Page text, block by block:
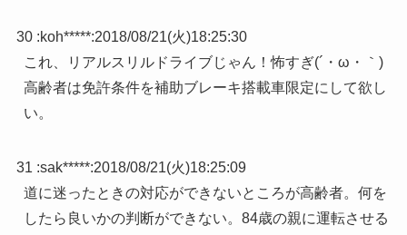
30 :koh*****:2018/08/21(火)18:25:30
これ、リアルスリルドライブじゃん！怖すぎ(´・ω・｀)
高齢者は免許条件を補助ブレーキ搭載車限定にして欲し
い。
31 :sak*****:2018/08/21(火)18:25:09
道に迷ったときの対応ができないところが高齢者。何を
したら良いかの判断ができない。84歳の親に運転させる